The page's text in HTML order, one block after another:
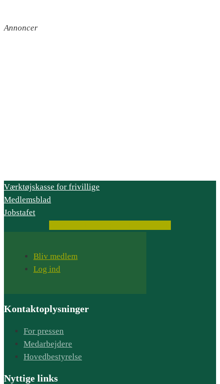
Annoncer
Værktøjskasse for frivillige
Medlemsblad
Jobstafet
Bliv medlem
Log ind
Kontaktoplysninger
For pressen
Medarbejdere
Hovedbestyrelse
Nyttige links